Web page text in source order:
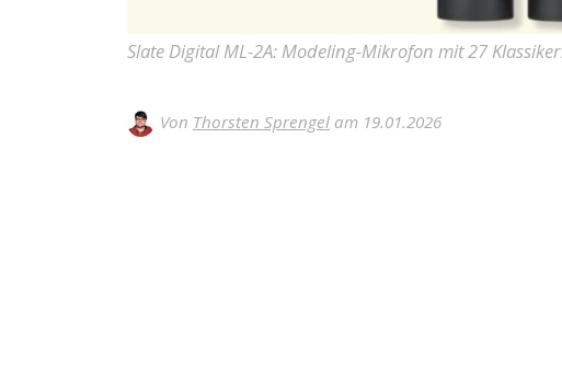
Slate Digital ML-2A: Modeling-Mikrofon mit 27
Von Thorsten Sprengel am 19.01.2026